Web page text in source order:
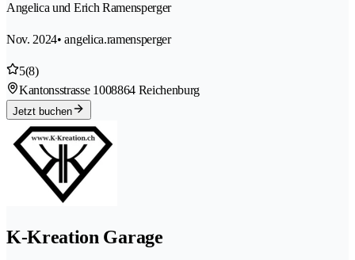
Angelica und Erich Ramensperger
Nov. 2024• angelica.ramensperger
5(8)
Kantonsstrasse 1008864 Reichenburg
Jetzt buchen
K-Kreation Garage